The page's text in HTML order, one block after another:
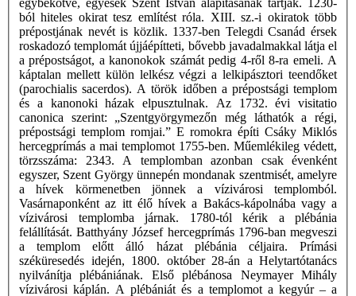
egybekötve, egyesek Szent István alapításának tartják. 1230-
ból hiteles okirat tesz említést róla. XIII. sz.-i okiratok több
prépostjának nevét is közlik. 1337-ben Telegdi Csanád érsek
roskadozó templomát újjáépítteti, bővebb javadalmakkal látja el
a prépostságot, a kanonokok számát pedig 4-ről 8-ra emeli. A
káptalan mellett külön lelkész végzi a lelkipásztori teendőket
(parochialis sacerdos). A török időben a prépostsági templom
és a kanonoki házak elpusztulnak. Az 1732. évi visitatio
canonica szerint: „Szentgyörgymezőn még láthatók a régi,
prépostsági templom romjai.” E romokra építi Csáky Miklós
hercegprímás a mai templomot 1755-ben. Műemlékileg védett,
törzsszáma: 2343. A templomban azonban csak évenként
egyszer, Szent György ünnepén mondanak szentmisét, amelyre
a hívek körmenetben jönnek a vízivárosi templomból.
Vasárnaponként az itt élő hívek a Bakács-kápolnába vagy a
vízivárosi templomba járnak. 1780-tól kérik a plébánia
felállítását. Batthyány József hercegprímás 1796-ban megveszi
a templom előtt álló házat plébánia céljaira. Prímási
széküresedés idején, 1800. október 28-án a Helytartótanács
nyilvánítja plébániának. Első plébánosa Neymayer Mihály
vízivárosi káplán. A plébániát és a templomot a kegyúr – a